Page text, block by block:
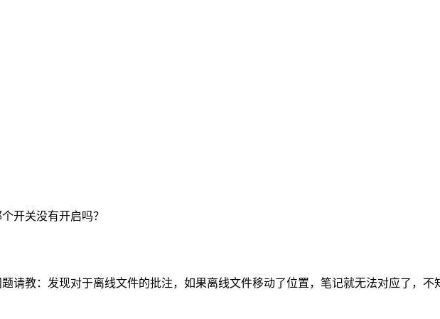
开关没有开启吗？
请教：发现对于离线文件的批注，如果离线文件移动了位置，笔记就无法对应了，不